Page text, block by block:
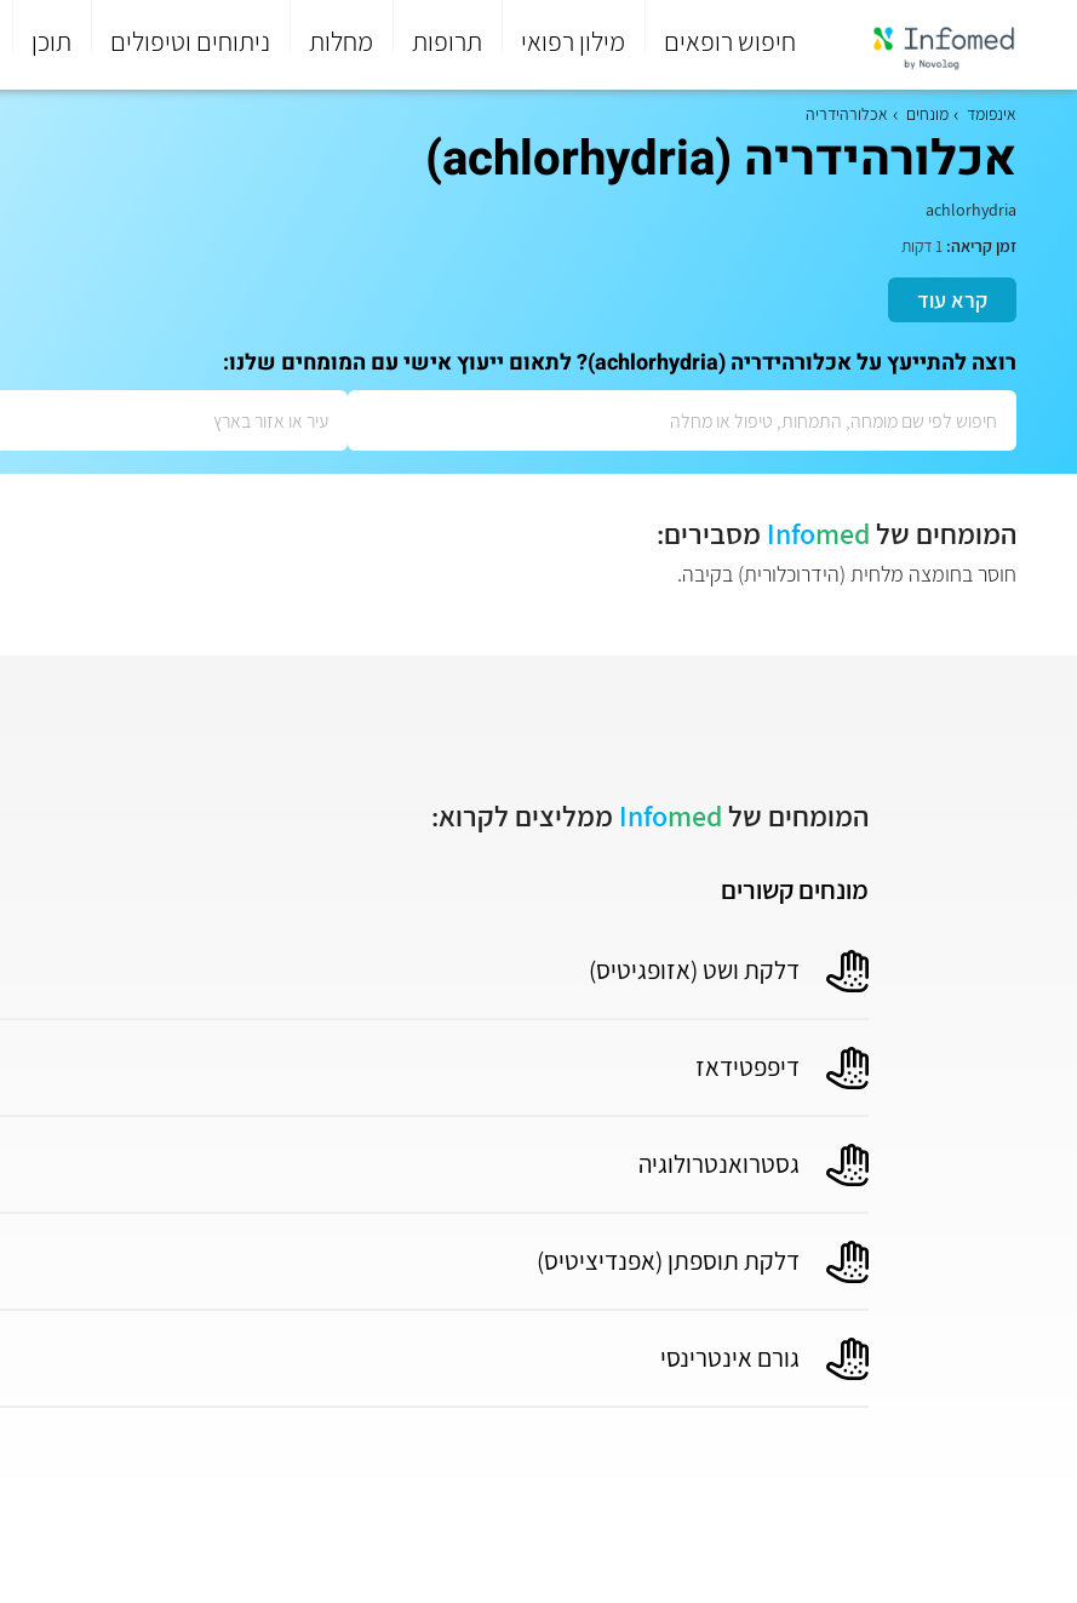
חיפוש רופאים מילון רפואי תרופות מחלות ניתוחים וטיפולים תוכן
סוף
התפריט
אינפומד מונחים אכלורהידריה
אכלורהידריה (achlorhydria)
achlorhydria
זמן קריאה:
קרא עוד
רוצה להתייעץ על אכלורהידריה (achlorhydria)? לתאום ייעוץ אישי עם המומחים שלנו:
המומחים של Infomed מסבירים:
חוסר בחומצה מלחית (הידרוכלורית) בקיבה.
המומחים של Infomed ממליצים לקרוא:
מונחים קשורים
דלקת ושט (אזופגיטיס)
דיפפטידאז
גסטרואנטרולוגיה
דלקת תוספתן (אפנדיציטיס)
גורם אינטרינסי